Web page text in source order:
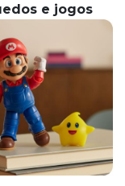
e jogos